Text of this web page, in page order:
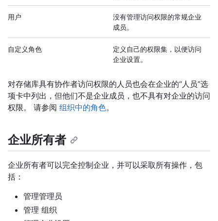
用户
没有管理访问权限的常规企业
成员。
自定义角色
定义自己的权限集，以便访问
企业设置。
对存储库具有协作者访问权限的人员也会在企业的“人员”选
项卡中列出，但他们不是企业成员，也不具有对企业的访问
权限。 请参阅 组织中的角色。
企业所有者
企业所有者可以完全控制企业，并可以采取所有操作，包
括：
管理管理员
管理 组织